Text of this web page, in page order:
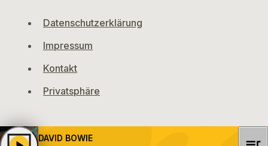
Datenschutzerklärung
Impressum
Kontakt
Privatsphäre
DAVID BOWIE